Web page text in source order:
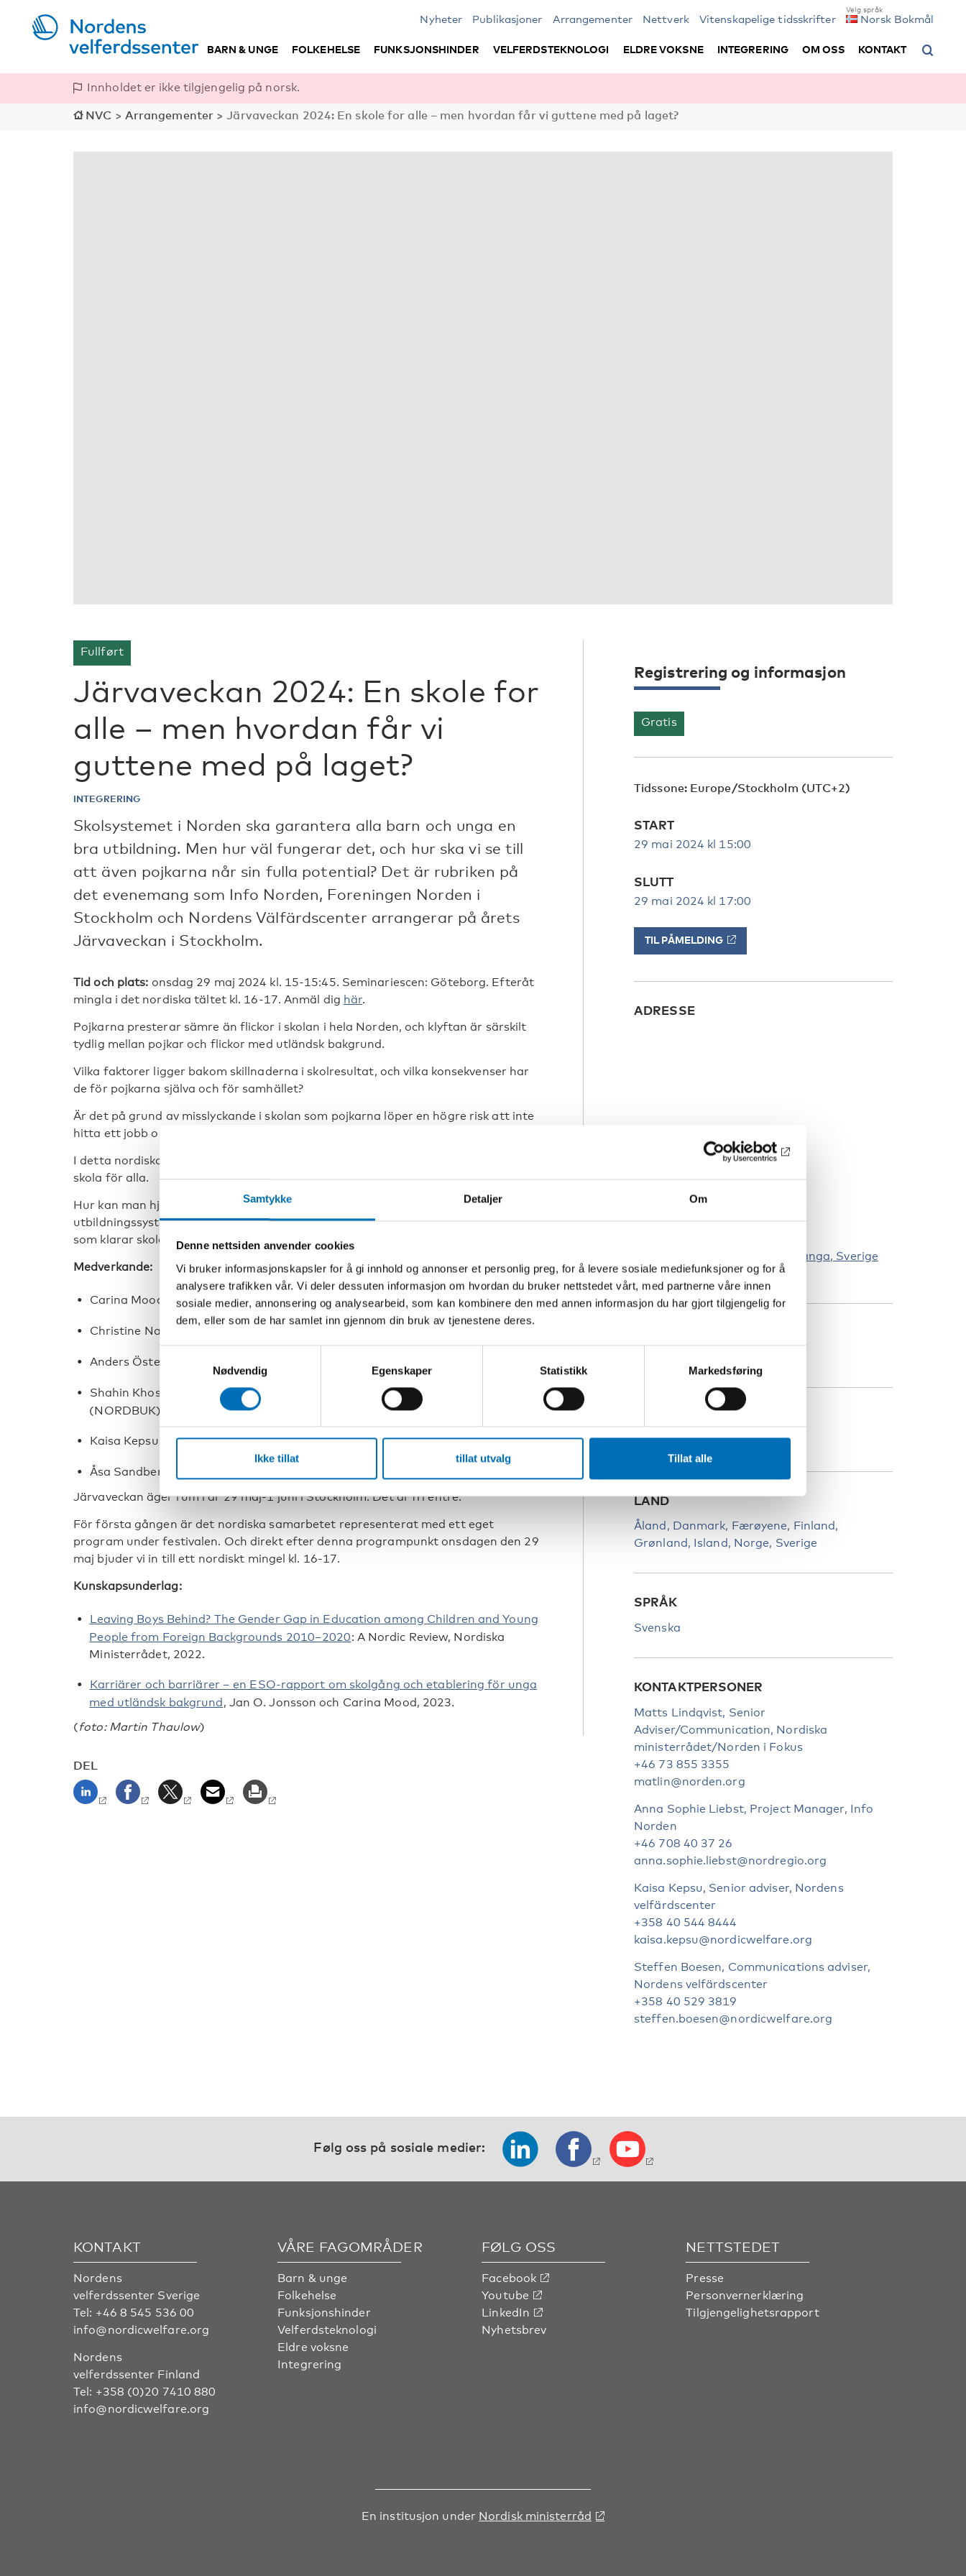
Samtykke Detaljer Om
Denne nettsiden anvender cookies
Vi bruker informasjonskapsler for å gi innhold og annonser et personlig preg, for å levere sosiale mediefunksjoner og for å
analysere trafikken vår. Vi deler dessuten informasjon om hvordan du bruker nettstedet vårt, med partnerne våre innen
sosiale medier, annonsering og analysearbeid, som kan kombinere den med annen informasjon du har gjort tilgjengelig for
dem, eller som de har samlet inn gjennom din bruk av tjenestene deres.
Nødvendig
Egenskaper Statistikk Markedsføring
Ikke tillat tillat utvalg Tillat alle
Nyheter Publikasjoner Arrangementer Nettverk Vitenskapelige tidsskrifter Norsk Bokmål
BARN & UNGE FOLKEHELSE FUNKSJONSHINDER VELFERDSTEKNOLOGI ELDRE VOKSNE INTEGRERING OM OSS KONTAKT
Innholdet er ikke tilgjengelig på norsk.
NVC > Arrangementer >Järvaveckan 2024: En skole for alle – men hvordan får vi guttene med på laget?
Fullført
Järvaveckan 2024: En skole for
alle – men hvordan får vi
guttene med på laget?
INTEGRERING
Skolsystemet i Norden ska garantera alla barn och unga en
bra utbildning. Men hur väl fungerar det, och hur ska vi se till
att även pojkarna når sin fulla potential? Det är rubriken på
det evenemang som Info Norden, Foreningen Norden i
Stockholm och Nordens Välfärdscenter arrangerar på årets
Järvaveckan i Stockholm.
Tid och plats: onsdag 29 maj 2024 kl. 15-15:45. Seminariescen: Göteborg. Efteråt
mingla i det nordiska tältet kl. 16-17. Anmäl dig här.
Pojkarna presterar sämre än flickor i skolan i hela Norden, och klyftan är särskilt
tydlig mellan pojkar och flickor med utländsk bakgrund.
Vilka faktorer ligger bakom skillnaderna i skolresultat, och vilka konsekvenser har
de för pojkarna själva och för samhället?
Är det på grund av misslyckande i skolan som pojkarna löper en högre risk att inte
hitta ett jobb och på sikt hamna snett i livet?
I detta nordiska seminarium på
skola för alla.
Hur kan man hjälpa pojkarna komma i kapp? Vilken roll spelar läraren,
utbildningssystemet och skolpolitiken? Kan vi lära oss något av de många unga
som klarar skolan bra och av skolan i de andra nordiska länderna?
Medverkande:
Carina Mood, professor, Stockholms universitet
Christine Namdar, forskare, Åbo Akademi
Anders Österberg, biträdande finansborgarråd, Stockholms stad
Shahin Khosravi, ledamot i Nordiska barn- och ungdomskommittén
(NORDBUK)
Kaisa Kepsu, seniorrådgivare, Nordens välfärdscenter
Åsa Sandberg, moderator, TEDx Föreläsare och samhällsförbättrare
Järvaveckan äger rum i år 29 maj-1 juni i Stockholm. Det är fri entré.
För första gången är det nordiska samarbetet representerat med ett eget
program under festivalen. Och direkt efter denna programpunkt onsdagen den 29
maj bjuder vi in till ett nordiskt mingel kl. 16-17.
Kunskapsunderlag:
Leaving Boys Behind? The Gender Gap in Education among Children and Young
People from Foreign Backgrounds 2010–2020: A Nordic Review, Nordiska
Ministerrådet, 2022.
Karriärer och barriärer – en ESO-rapport om skolgång och etablering för unga
med utländsk bakgrund, Jan O. Jonsson och Carina Mood, 2023.
(foto: Martin Thaulow)
Registrering og informasjon
Gratis
Tidssone: Europe/Stockholm (UTC+2)
START
29 mai 2024 kl 15:00
SLUTT
29 mai 2024 kl 17:00
TIL PÅMELDING
ADRESSE
Solhems hagväg 2, 163 56 Spånga, Sverige
Integrering
LAND
Åland Danmark Færøyene Finland
Grønland Island Norge Sverige
SPRÅK
Svenska
KONTAKTPERSONER
Matts Lindqvist, Senior
Adviser/Communication, Nordiska
ministerrådet/Norden i Fokus
+46 73 855 3355
matlin@norden.org
Anna Sophie Liebst, Project Manager, Info
Norden
+46 708 40 37 26
anna.sophie.liebst@nordregio.org
Kaisa Kepsu, Senior adviser, Nordens
velfärdscenter
+358 40 544 8444
kaisa.kepsu@nordicwelfare.org
Steffen Boesen, Communications adviser,
Nordens velfärdscenter
+358 40 529 3819
steffen.boesen@nordicwelfare.org
DEL
Følg oss på sosiale medier:
KONTAKT
Nordens
velferdssenter Sverige
Tel: +46 8 545 536 00
info@nordicwelfare.org
Nordens
velferdssenter Finland
Tel: +358 (0)20 7410 880
info@nordicwelfare.org
VÅRE FAGOMRÅDER
Barn & unge
Folkehelse
Funksjonshinder
Velferdsteknologi
Eldre voksne
Integrering
FØLG OSS
Facebook
Youtube
LinkedIn
Nyhetsbrev
NETTSTEDET
Presse
Personvernerklæring
Tilgjengelighetsrapport
En institusjon under Nordisk ministerråd